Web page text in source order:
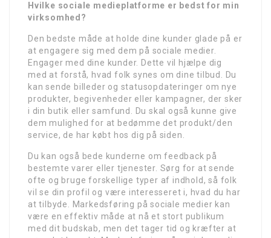
Hvilke sociale medieplatforme er bedst for min
virksomhed?
Den bedste måde at holde dine kunder glade på er
at engagere sig med dem på sociale medier.
Engager med dine kunder. Dette vil hjælpe dig
med at forstå, hvad folk synes om dine tilbud. Du
kan sende billeder og statusopdateringer om nye
produkter, begivenheder eller kampagner, der sker
i din butik eller samfund. Du skal også kunne give
dem mulighed for at bedømme det produkt/den
service, de har købt hos dig på siden.
Du kan også bede kunderne om feedback på
bestemte varer eller tjenester. Sørg for at sende
ofte og bruge forskellige typer af indhold, så folk
vil se din profil og være interesseret i, hvad du har
at tilbyde. Markedsføring på sociale medier kan
være en effektiv måde at nå et stort publikum
med dit budskab, men det tager tid og kræfter at